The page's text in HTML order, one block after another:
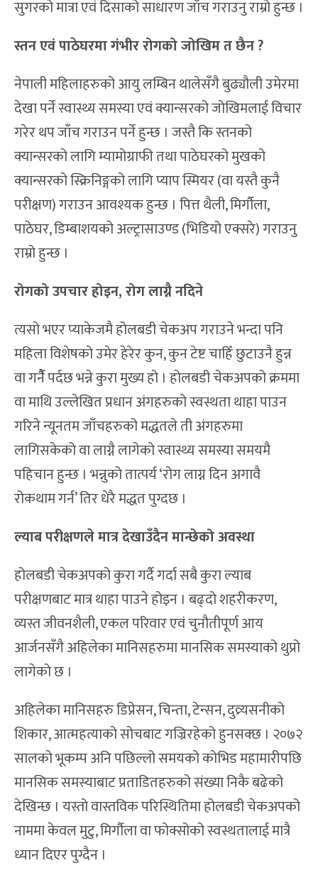
सुगरको मात्रा एवं दिसाको साधारण जाँच गराउनु राम्रो हुन्छ ।
स्तन एवं पाठेघरमा गंभीर रोगको जोखिम त छैन ?
नेपाली महिलाहरुको आयु लम्बिन थालेसँगै बुढ्यौली उमेरमा
देखा पर्ने स्वास्थ्य समस्या एवं क्यान्सरको जोखिमलाई विचार
गरेर थप जाँच गराउन पर्ने हुन्छ । जस्तै कि स्तनको
क्यान्सरको लागि म्यामोग्राफी तथा पाठेघरको मुखको
क्यान्सरको स्क्रिनिङ्गको लागि प्याप स्मियर (वा यस्तै कुनै
परीक्षण) गराउन आवश्यक हुन्छ । पित्त थैली, मिर्गौला,
पाठेघर, डिम्बाशयको अल्ट्रासाउण्ड (भिडियो एक्सरे) गराउनु
राम्रो हुन्छ ।
रोगको उपचार होइन, रोग लाग्नै नदिने
त्यसो भएर प्याकेजमै होलबडी चेकअप गराउने भन्दा पनि
महिला विशेषको उमेर हेरेर कुन, कुन टेष्ट चाहिँ छुटाउनै हुन्न
वा गर्नैै पर्दछ भन्ने कुरा मुख्य हो । होलबडी चेकअपको क्रममा
वा माथि उल्लेखित प्रधान अंगहरुको स्वस्थता थाहा पाउन
गरिने न्यूनतम जाँचहरुको मद्धतले ती अंगहरुमा
लागिसकेको वा लाग्नै लागेको स्वास्थ्य समस्या समयमै
पहिचान हुन्छ । भन्नुको तात्पर्य ‘रोग लाग्न दिन अगावै
रोकथाम गर्न’ तिर धेरै मद्धत पुग्दछ ।
ल्याब परीक्षणले मात्र देखाउँदैन मान्छेको अवस्था
होलबडी चेकअपको कुरा गर्दै गर्दा सबै कुरा ल्याब
परीक्षणबाट मात्र थाहा पाउने होइन । बढ्दो शहरीकरण,
व्यस्त जीवनशैली, एकल परिवार एवं चुनौतीपूर्ण आय
आर्जनसँगै अहिलेका मानिसहरुमा मानसिक समस्याको थुप्रो
लागेको छ ।
अहिलेका मानिसहरु डिप्रेसन, चिन्ता, टेन्सन, दुव्र्यसनीको
शिकार, आत्महत्याको सोचबाट गज्रिरहेको हुनसक्छ । २०७२
सालको भूकम्प अनि पछिल्लो समयको कोभिड महामारीपछि
मानसिक समस्याबाट प्रताडितहरुको संख्या निकै बढेको
देखिन्छ । यस्तो वास्तविक परिस्थितिमा होलबडी चेकअपको
नाममा केवल मुटु, मिर्गौला वा फोक्सोको स्वस्थतालाई मात्रै
ध्यान दिएर पुग्दैन ।